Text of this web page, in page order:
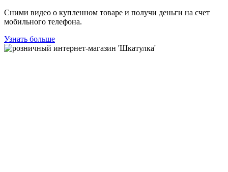
Сними видео о купленном товаре и получи деньги на счет
мобильного телефона.
Узнать больше